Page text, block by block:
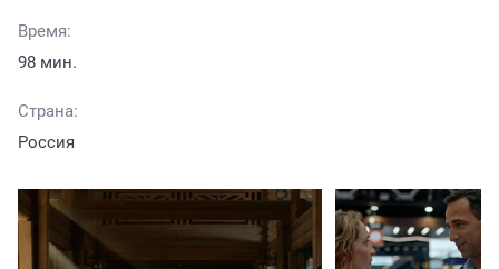
Время:
98 мин.
Страна:
Россия